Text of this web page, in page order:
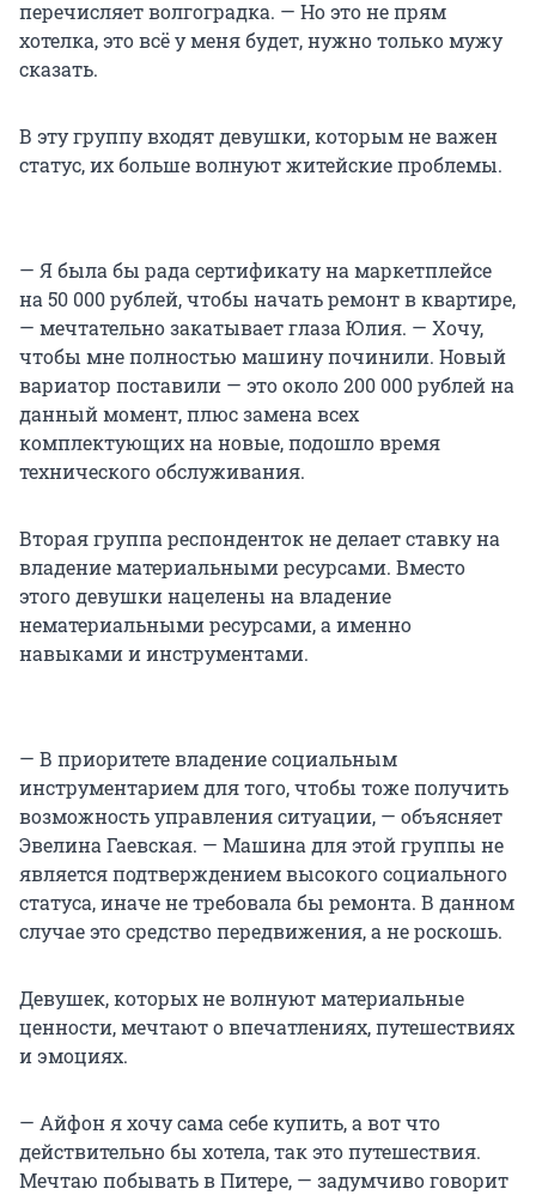
перечисляет волгоградка. — Но это не прям
хотелка, это всё у меня будет, нужно только мужу
сказать.
В эту группу входят девушки, которым не важен
статус, их больше волнуют житейские проблемы.
— Я была бы рада сертификату на маркетплейсе
на 50 000 рублей, чтобы начать ремонт в квартире,
— мечтательно закатывает глаза Юлия. — Хочу,
чтобы мне полностью машину починили. Новый
вариатор поставили — это около 200 000 рублей на
данный момент, плюс замена всех
комплектующих на новые, подошло время
технического обслуживания.
Вторая группа респонденток не делает ставку на
владение материальными ресурсами. Вместо
этого девушки нацелены на владение
нематериальными ресурсами, а именно
навыками и инструментами.
— В приоритете владение социальным
инструментарием для того, чтобы тоже получить
возможность управления ситуации, — объясняет
Эвелина Гаевская. — Машина для этой группы не
является подтверждением высокого социального
статуса, иначе не требовала бы ремонта. В данном
случае это средство передвижения, а не роскошь.
Девушек, которых не волнуют материальные
ценности, мечтают о впечатлениях, путешествиях
и эмоциях.
— Айфон я хочу сама себе купить, а вот что
действительно бы хотела, так это путешествия.
Мечтаю побывать в Питере, — задумчиво говорит